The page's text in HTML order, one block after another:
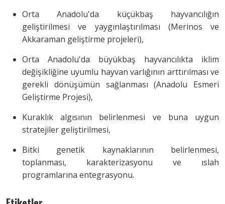
Orta Anadolu'da küçükbaş hayvancılığın
geliştirilmesi ve yaygınlaştırılması (Merinos ve
Akkaraman geliştirme projeleri),
Orta Anadolu'da büyükbaş hayvancılıkta iklim
değişikliğine uyumlu hayvan varlığının arttırılması ve
gerekli dönüşümün sağlanması (Anadolu Esmeri
Geliştirme Projesi),
Kuraklık algısının belirlenmesi ve buna uygun
stratejiler geliştirilmesi,
Bitki genetik kaynaklarının belirlenmesi,
toplanması, karakterizasyonu ve ıslah
programlarına entegrasyonu.